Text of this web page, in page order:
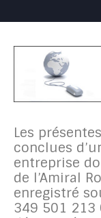
Les
conclues
entreprise
de l’Amiral
enregistré
349 501 213